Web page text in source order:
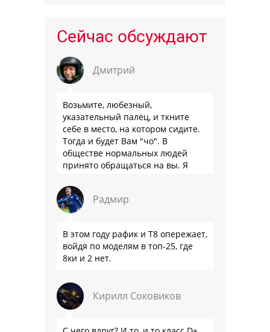
Сейчас обсуждают
Дмитрий
Возьмите, любезный,
указательный палец, и ткните
себе в место, на котором сидите.
Тогда и будет Вам "чо". В
обществе нормальных людей
принято обращаться на вы. Я
Радмир
В этом году рафик и Т8 опережает,
войдя по моделям в топ-25, где
8ки и 2 нет.
Кирилл Соковиков